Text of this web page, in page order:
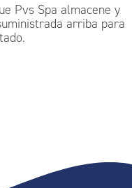
Pvs Spa almacene y
arriba para